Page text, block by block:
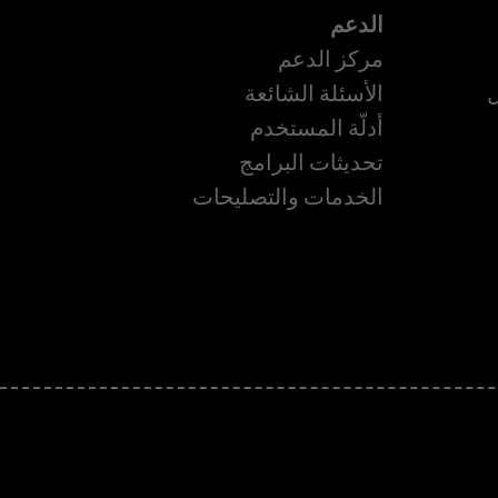
الدعم
مركز الدعم
الأسئلة الشائعة
أدلّة المستخدم
تحديثات البرامج
الخدمات والتصليحات